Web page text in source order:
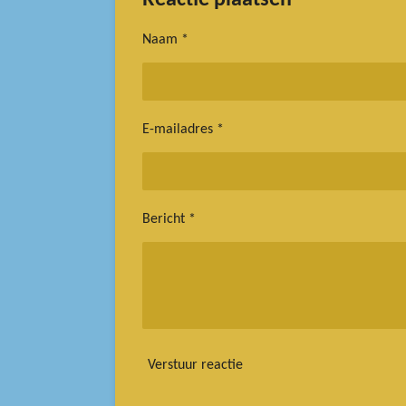
n
e
Naam *
E-mailadres *
Bericht *
Verstuur reactie